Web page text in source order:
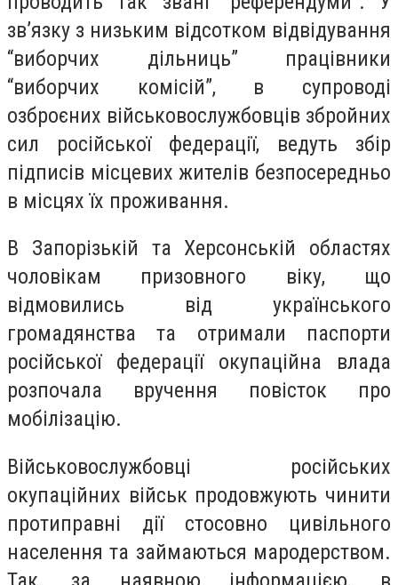
зв’язку з низьким відсотком відвідування
“виборчих дільниць” працівники
“виборчих комісій”, в супроводі
озброєних військовослужбовців збройних
сил російської федерації, ведуть збір
підписів місцевих жителів безпосередньо
в місцях їх проживання.
В Запорізькій та Херсонській областях
чоловікам призовного віку, що
відмовились від українського
громадянства та отримали паспорти
російської федерації окупаційна влада
розпочала вручення повісток про
мобілізацію.
Військовослужбовці російських
окупаційних військ продовжують чинити
протиправні дії стосовно цивільного
населення та займаються мародерством.